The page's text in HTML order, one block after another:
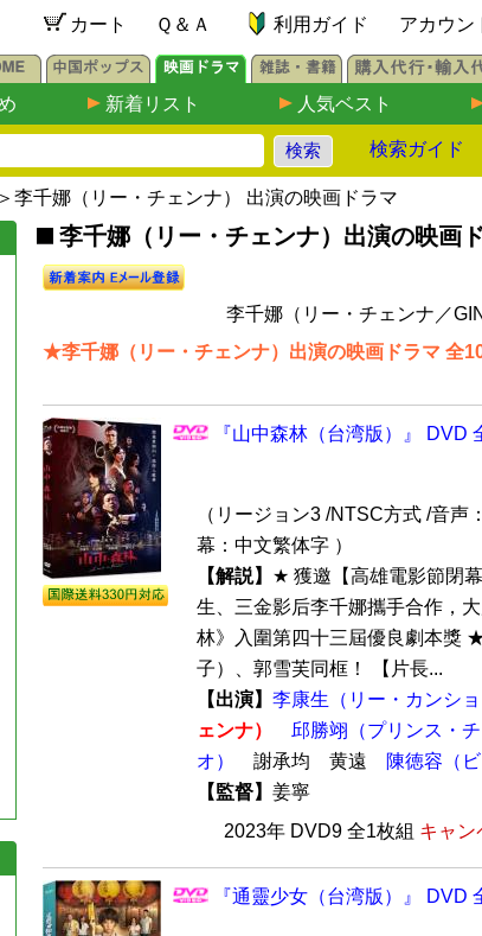
カート Ｑ＆Ａ 利用ガイド アカウン
新着リスト 人気ベスト
検索ガイド
＞李千娜（リー・チェンナ） 出演の映画ドラマ
李千娜（リー・チェンナ）出演の映画
李千娜（リー・チェンナ／
★李千娜（リー・チェンナ）出演の映画ドラマ 全
『山中森林（台湾版）』 DVD
（リージョン3 /NTSC方式 /音声
幕：中文繁体字 ）
【解説】 ★ 獲邀【高雄電影節閉
生、三金影后李千娜攜手合作，
林》入圍第四十三屆優良劇本獎
子）、郭雪芙同框！ 【片長...
【出演】 李康生（リー・カンショ
ェンナ）
邱勝翊（プリンス・チ
オ）
謝承均 黄遠
陳徳容（
【監督】 姜寧
2023年 DVD9 全1枚組 キャン
『通靈少女（台湾版）』 DVD